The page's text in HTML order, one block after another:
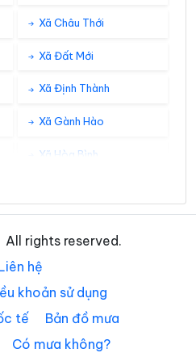
Xã Châu Thới
Xã Đất Mới
Xã Định Thành
Xã Gành Hào
Xã Hòa Bình
Xã Khánh Hưng
Xã Long Điền
Xã Nguyễn Phích
Xã Ninh Quới
All rights reserved.
hệ
khoản sử dụng
tế
Bản đồ mưa
Có mưa không?